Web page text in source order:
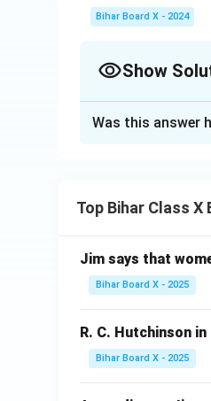
Bihar Board X - 2024
Show
Download
Was this answer
Top Bihar Class
Jim says that
Bihar Board X - 2025
R. C. Hutchinson
Bihar Board X - 2025